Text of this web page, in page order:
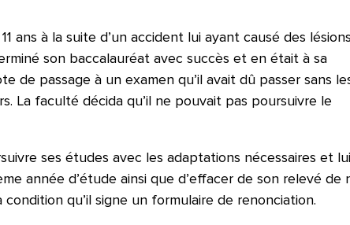
ans à la suite d’un accident lui ayant causé des lésions
son baccalauréat avec succès et en était à sa
de passage à un examen qu’il avait dû passer sans
La faculté décida qu’il ne pouvait pas poursuivre le
ses études avec les adaptations nécessaires et
année d’étude ainsi que d’effacer de son relevé de
qu’il signe un formulaire de renonciation.